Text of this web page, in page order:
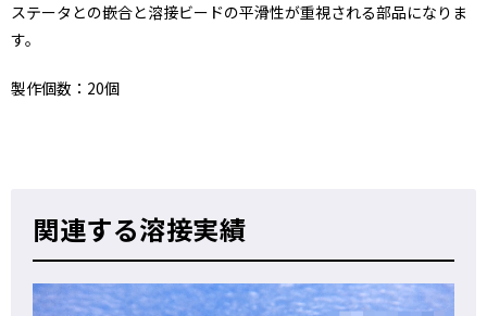
ステータとの嵌合と溶接ビードの平滑性が重視される部品になりま
す。
製作個数：20個
関連する溶接実績